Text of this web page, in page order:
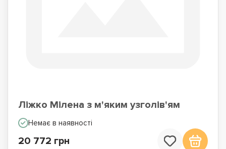
Ліжко Мілена з м'яким узголів'ям
Немає в наявності
20 772 грн